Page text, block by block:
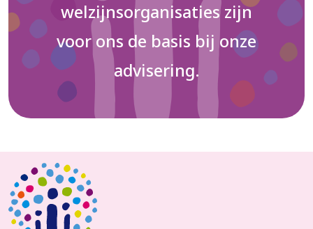
welzijnsorganisaties zijn
voor ons de basis bij onze
advisering.